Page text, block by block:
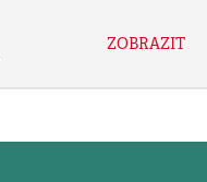
ZOBRAZIT